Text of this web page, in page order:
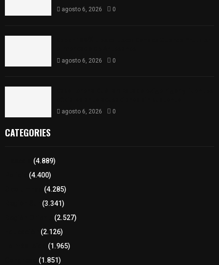
agosto 6, 2026 0
agosto 6, 2026 0
agosto 6, 2026 0
CATEGORIES
(4.889)
(4.400)
(4.285)
(3.341)
(2.527)
(2.126)
(1.965)
(1.851)